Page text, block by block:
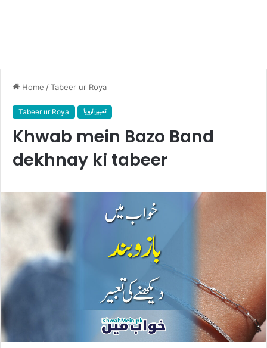
Home /Tabeer ur Roya
Tabeer ur Roya تعبیر الرویا
Khwab mein Bazo Band
dekhnay ki tabeer